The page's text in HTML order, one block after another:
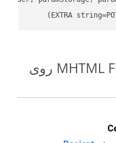
تبدیل ساده MHTML Files to POTX روی